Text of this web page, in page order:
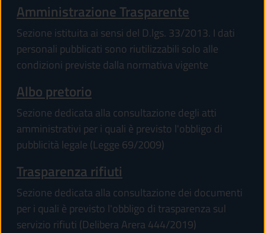
Amministrazione Trasparente
Sezione istituita ai sensi del D.lgs. 33/2013. I dati
personali pubblicati sono riutilizzabili solo alle
condizioni previste dalla normativa vigente
Albo pretorio
Sezione dedicata alla consultazione degli atti
amministrativi per i quali è previsto l'obbligo di
pubblicità legale (Legge 69/2009)
Trasparenza rifiuti
Sezione dedicata alla consultazione dei documenti
per i quali è previsto l'obbligo di trasparenza sul
servizio rifiuti (Delibera Arera 444/2019)